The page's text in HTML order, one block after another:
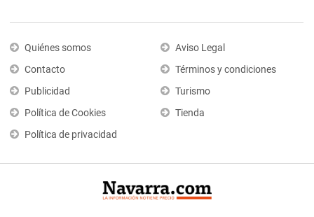
Quiénes somos
Contacto
Publicidad
Política de Cookies
Política de privacidad
Aviso Legal
Términos y condiciones
Turismo
Tienda